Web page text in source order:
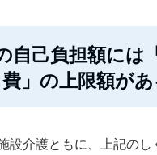
自己負担額には
」の上限額があ
設介護ともに、上記のし